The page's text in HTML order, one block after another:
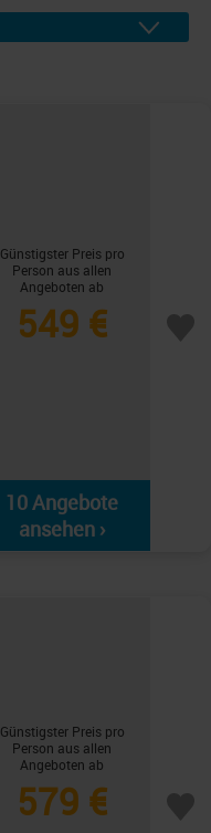
Günstigster Preis pro
Person aus allen
Angeboten ab
549 €
10 Angebote
ansehen ›
Günstigster Preis pro
Person aus allen
Angeboten ab
579 €